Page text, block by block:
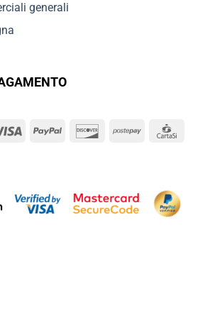
generali
Visa PayPal DiscoverPostepay